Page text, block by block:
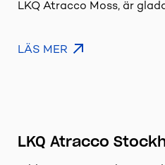
LKQ Atracco Moss, är
LÄS MER
LKQ Atracco